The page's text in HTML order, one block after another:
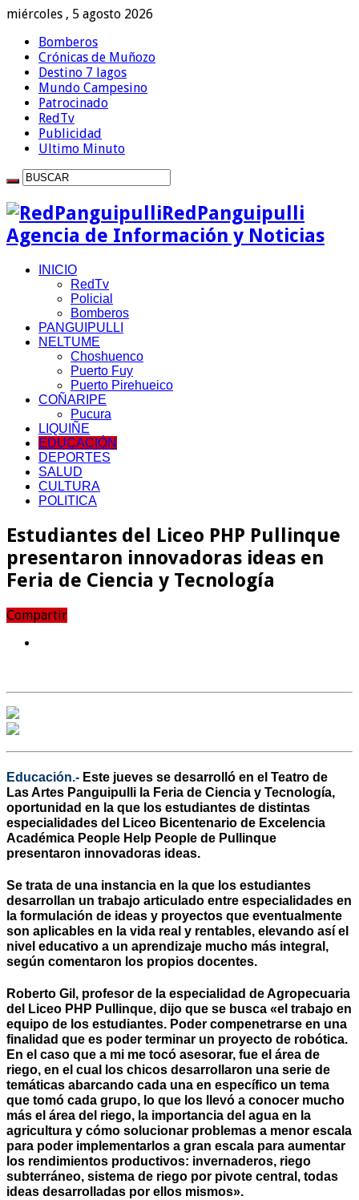
miércoles , 5 agosto 2026
Bomberos
Crónicas de Muñozo
Destino 7 lagos
Mundo Campesino
Patrocinado
RedTv
Publicidad
Ultimo Minuto
RedPanguipulli
Agencia de Información y Noticias
INICIO
RedTv
Policial
Bomberos
PANGUIPULLI
NELTUME
Choshuenco
Puerto Fuy
Puerto Pirehueico
COÑARIPE
Pucura
LIQUIÑE
EDUCACIÓN
DEPORTES
SALUD
CULTURA
POLITICA
Estudiantes del Liceo PHP Pullinque
presentaron innovadoras ideas en
Feria de Ciencia y Tecnología
Compartir
Educación.- Este jueves se desarrolló en el Teatro de
Las Artes Panguipulli la Feria de Ciencia y Tecnología,
oportunidad en la que los estudiantes de distintas
especialidades del Liceo Bicentenario de Excelencia
Académica People Help People de Pullinque
presentaron innovadoras ideas.
Se trata de una instancia en la que los estudiantes
desarrollan un trabajo articulado entre especialidades en
la formulación de ideas y proyectos que eventualmente
son aplicables en la vida real y rentables, elevando así el
nivel educativo a un aprendizaje mucho más integral,
según comentaron los propios docentes.
Roberto Gil, profesor de la especialidad de Agropecuaria
del Liceo PHP Pullinque, dijo que se busca «el trabajo en
equipo de los estudiantes. Poder compenetrarse en una
finalidad que es poder terminar un proyecto de robótica.
En el caso que a mi me tocó asesorar, fue el área de
riego, en el cual los chicos desarrollaron una serie de
temáticas abarcando cada una en específico un tema
que tomó cada grupo, lo que los llevó a conocer mucho
más el área del riego, la importancia del agua en la
agricultura y cómo solucionar problemas a menor escala
para poder implementarlos a gran escala para aumentar
los rendimientos productivos: invernaderos, riego
subterráneo, sistema de riego por pivote central, todas
ideas desarrolladas por ellos mismos».